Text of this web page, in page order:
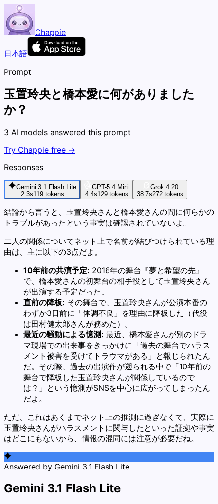
Chappie
日本語
Prompt
玉置玲央と橋本愛に何がありました
か？
3 AI models answered this prompt
Try Chappie free →
Responses
Gemini 3.1 Flash Lite
2.3s119tokens
GPT-5.4 Mini
4.4s129tokens
Grok 4.20
38.7s272 tokens
結論から言うと、玉置玲央さんと橋本愛さんの間に何らかの
トラブルがあったという事実は確認されていないよ。
二人の関係についてネット上で名前が結びつけられている理
由は、主に以下の3点だよ。
10年前の共演予定: 2016年の舞台『夢と希望の先』
で、橋本愛さんの初舞台の相手役として玉置玲央さん
が出演する予定だった。
直前の降板: その舞台で、玉置玲央さんが公演本番の
わずか3日前に「体調不良」を理由に降板した（代役
は田村健太郎さんが務めた）。
最近の騒動による憶測: 最近、橋本愛さんが別のドラ
マ現場での出来事をきっかけに「過去の舞台でハラス
メント被害を受けてトラウマがある」と報じられたん
だ。その際、過去の出演作が遡られる中で「10年前の
舞台で降板した玉置玲央さんが関係しているので
は？」という憶測がSNSを中心に広がってしまったん
だよ。
ただ、これはあくまでネット上の推測に過ぎなくて、実際に
玉置玲央さんがハラスメントに関与したといった証拠や事実
はどこにもないから、情報の混同には注意が必要だね。
Answered by Gemini 3.1 Flash Lite
Gemini 3.1 Flash Lite